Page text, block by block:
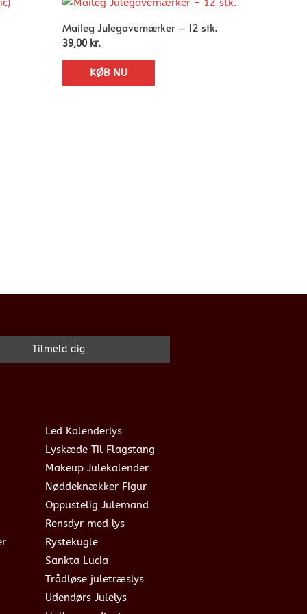
Maileg Julegavemærker – 12 stk.
39,00 kr.
KØB NU
Led Kalenderlys
Lyskæde Til Flagstang
Makeup Julekalender
Nøddeknækker Figur
Oppustelig Julemand
Rensdyr med lys
Rystekugle
Sankta Lucia
Trådløse juletræslys
Udendørs Julelys